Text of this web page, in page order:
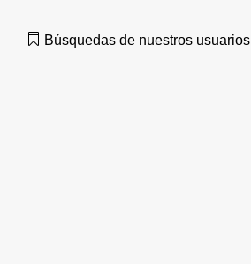
Búsquedas de nuestros usuarios